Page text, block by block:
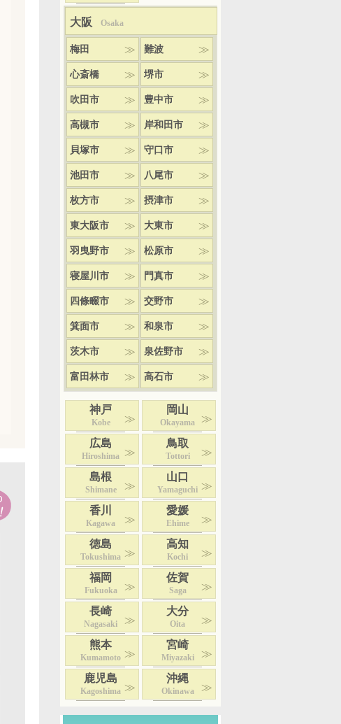
大阪 Osaka
梅田 難波
心斎橋 堺市
吹田市 豊中市
高槻市 岸和田市
貝塚市 守口市
池田市 八尾市
枚方市 摂津市
東大阪市 大東市
羽曳野市 松原市
寝屋川市 門真市
四條畷市 交野市
箕面市 和泉市
茨木市 泉佐野市
富田林市 高石市
神戸
Kobe
岡山
Okayama
広島
Hiroshima
鳥取
Tottori
島根
Shimane
山口
Yamaguchi
香川
Kagawa
愛媛
Ehime
徳島
Tokushima
高知
Kochi
福岡
Fukuoka
佐賀
Saga
長崎
Nagasaki
大分
Oita
熊本
Kumamoto
宮崎
Miyazaki
鹿児島
Kagoshima
沖縄
Okinawa